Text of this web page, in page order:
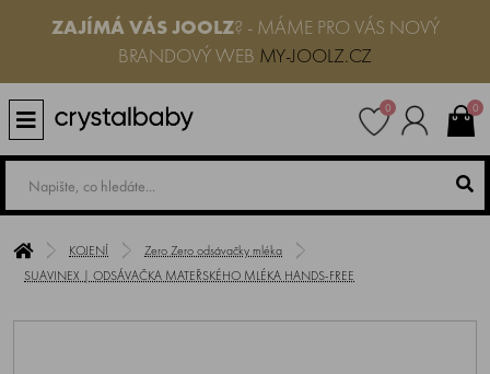
ZAJÍMÁ VÁS JOOLZ? - MÁME PRO VÁS NOVÝ
BRANDOVÝ WEB MY-JOOLZ.CZ
0 0
KOJENÍ
Zero Zero odsávačky mléka
SUAVINEX | ODSÁVAČKA MATEŘSKÉHO MLÉKA HANDS-FREE